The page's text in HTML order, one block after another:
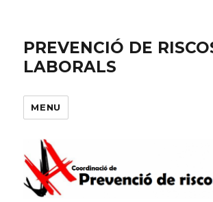
PREVENCIÓ DE
LABORALS
MENU